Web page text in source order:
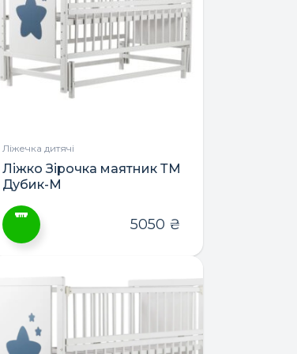
Параметри
можна
вибрати
на
сторінці
Ліжечка дитячі
Ліжко Зірочка маятник ТМ
Дубик-М
варіантів.
Параметри
5050 ₴